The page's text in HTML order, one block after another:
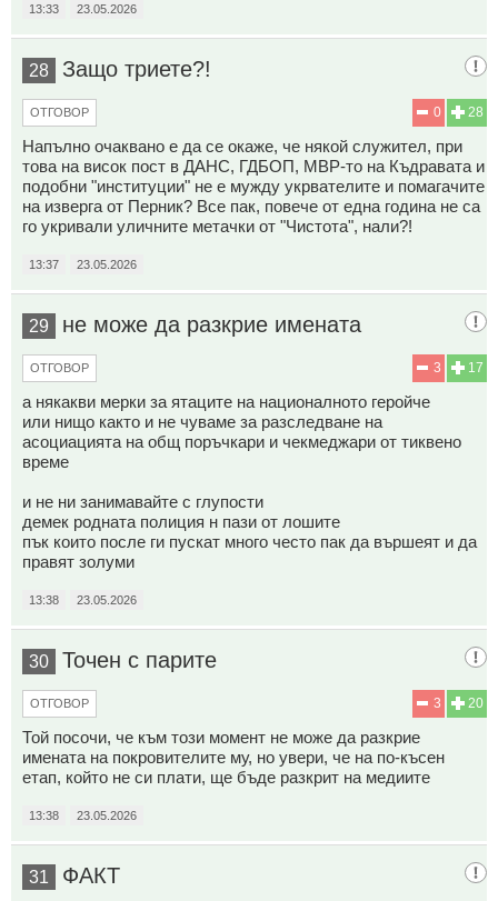
13:33 23.05.2026
28 Защо триете?!
28
0
ОТГОВОР
Напълно очаквано е да се окаже, че някой служител, при
това на висок пост в ДАНС, ГДБОП, МВР-то на Къдравата и
подобни "институции" не е мужду укрвателите и помагачите
на изверга от Перник? Все пак, повече от една година не са
го укривали уличните метачки от "Чистота", нали?!
13:37 23.05.2026
29 не може да разкрие имената
17
3
ОТГОВОР
а някакви мерки за ятаците на националното геройче
или нищо както и не чуваме за разследване на
асоциацията на общ поръчкари и чекмеджари от тиквено
време
и не ни занимавайте с глупости
демек родната полиция н пази от лошите
пък които после ги пускат много често пак да вършеят и да
правят золуми
13:38 23.05.2026
30 Точен с парите
20
3
ОТГОВОР
Той посочи, че към този момент не може да разкрие
имената на покровителите му, но увери, че на по-късен
етап, който не си плати, ще бъде разкрит на медиите
13:38 23.05.2026
31 ФАКТ